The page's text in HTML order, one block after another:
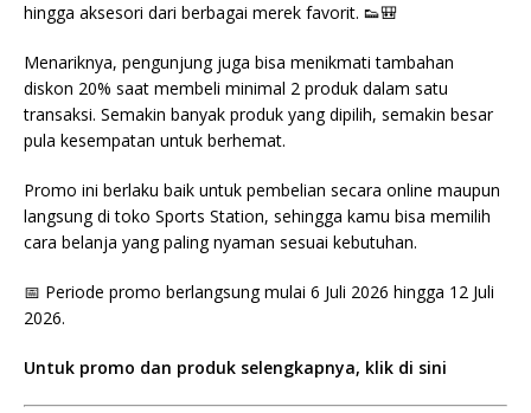
hingga aksesori dari berbagai merek favorit. 👟🎒
Menariknya, pengunjung juga bisa menikmati tambahan
diskon 20% saat membeli minimal 2 produk dalam satu
transaksi. Semakin banyak produk yang dipilih, semakin besar
pula kesempatan untuk berhemat.
Promo ini berlaku baik untuk pembelian secara online maupun
langsung di toko Sports Station, sehingga kamu bisa memilih
cara belanja yang paling nyaman sesuai kebutuhan.
📅 Periode promo berlangsung mulai 6 Juli 2026 hingga 12 Juli
2026.
Untuk promo dan produk selengkapnya, klik di sini